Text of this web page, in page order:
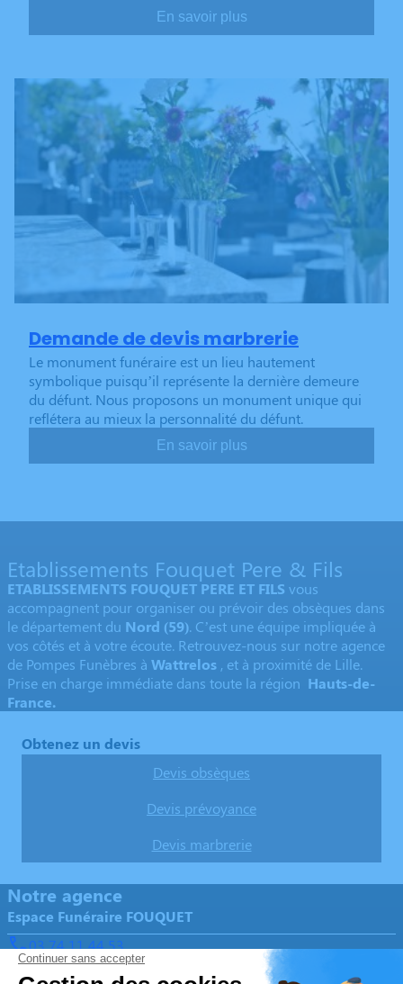
En savoir plus
Demande de devis marbrerie
Le monument funéraire est un lieu hautement
symbolique puisqu’il représente la dernière demeure
du défunt. Nous proposons un monument unique qui
reflétera au mieux la personnalité du défunt.
En savoir plus
Etablissements Fouquet Pere & Fils
ETABLISSEMENTS FOUQUET PERE ET FILS vous
accompagnent pour organiser ou prévoir des obsèques dans
le département du Nord (59). C’est une équipe impliquée à
vos côtés et à votre écoute. Retrouvez-nous sur notre agence
de Pompes Funèbres à Wattrelos , et à proximité de Lille.
Prise en charge immédiate dans toute la région Hauts-de-
France.
Obtenez un devis
Devis obsèques
Devis prévoyance
Devis marbrerie
Notre agence
Espace Funéraire FOUQUET
03 74 11 44 53
marbrerie-fouquet@orange.fr